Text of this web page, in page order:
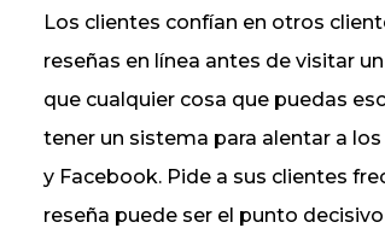
Los clientes confían en otros
reseñas en línea antes de visitar
que cualquier cosa que puedas
tener un sistema para alentar a
y Facebook. Pide a sus clientes
reseña puede ser el punto